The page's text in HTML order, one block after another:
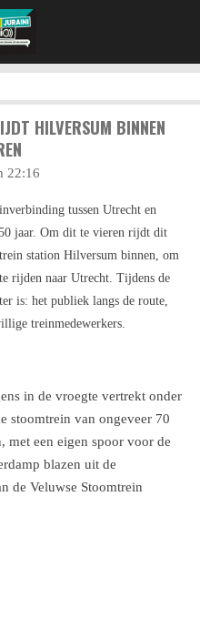
HILVERSUM BINNEN
22:16
tussen Utrecht en
jaar. Om dit te vieren rijdt dit
station Hilversum binnen, om
rijden naar Utrecht. Tijdens de
is: het publiek langs de route,
treinmedewerkers.
in de vroegte vertrekt onder
stoomtrein van ongeveer 70
met een eigen spoor voor de
blazen uit de
de Veluwse Stoomtrein